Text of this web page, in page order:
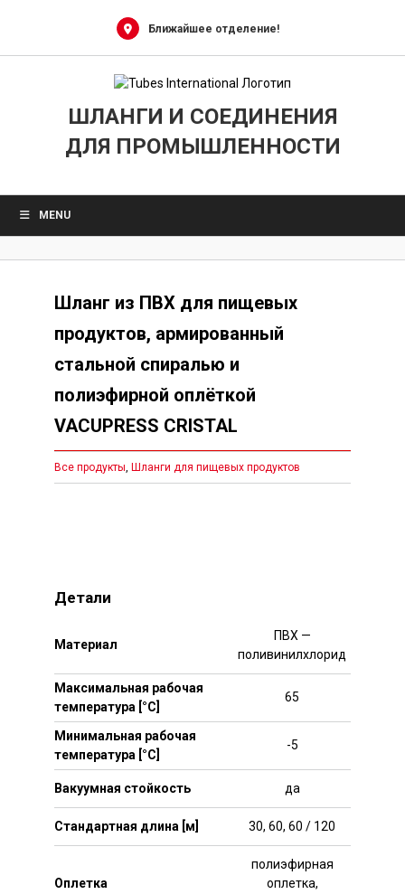
Ближайшее отделение!
ШЛАНГИ И СОЕДИНЕНИЯ
ДЛЯ ПРОМЫШЛЕННОСТИ
MENU
Шланг из ПВХ для пищевых
продуктов, армированный
стальной спиралью и
полиэфирной оплёткой
VACUPRESS CRISTAL
Все продукты, Шланги для пищевых продуктов
Детали
Mатериал
ПВХ —
поливинилхлорид
Максимальная рабочая
температура [°C]
65
Минимальная рабочая
температура [°C]
-5
Вакуумная стойкость да
Стандартная длина [м] 30, 60, 60 / 120
Оплетка
полиэфирная
оплетка,